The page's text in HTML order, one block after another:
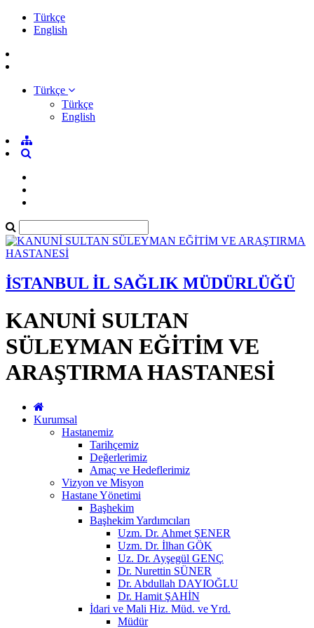
Türkçe
English
Türkçe
Türkçe
English
İSTANBUL İL SAĞLIK MÜDÜRLÜĞÜ
KANUNİ SULTAN
SÜLEYMAN EĞİTİM VE
ARAŞTIRMA HASTANESİ
Kurumsal
Hastanemiz
Tarihçemiz
Değerlerimiz
Amaç ve Hedeflerimiz
Vizyon ve Misyon
Hastane Yönetimi
Başhekim
Başhekim Yardımcıları
Uzm. Dr. Ahmet ŞENER
Uzm. Dr. İlhan GÖK
Uz. Dr. Ayşegül GENÇ
Dr. Nurettin SÜNER
Dr. Abdullah DAYIOĞLU
Dr. Hamit ŞAHİN
İdari ve Mali Hiz. Müd. ve Yrd.
Müdür